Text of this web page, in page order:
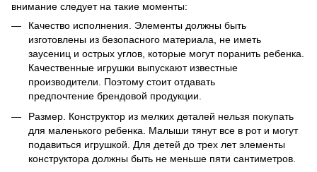
внимание следует на такие моменты:
Качество исполнения. Элементы должны быть
изготовлены из безопасного материала, не иметь
заусениц и острых углов, которые могут поранить ребенка.
Качественные игрушки выпускают известные
производители. Поэтому стоит отдавать
предпочтение брендовой продукции.
Размер. Конструктор из мелких деталей нельзя покупать
для маленького ребенка. Малыши тянут все в рот и могут
подавиться игрушкой. Для детей до трех лет элементы
конструктора должны быть не меньше пяти сантиметров.